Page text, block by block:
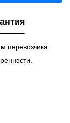
перевозчика.